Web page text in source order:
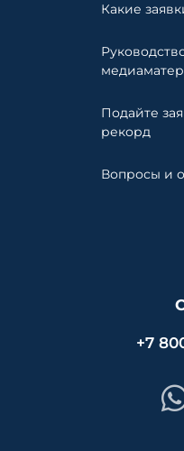
Какие
Подайте
рекорд
Вопросы и
+7